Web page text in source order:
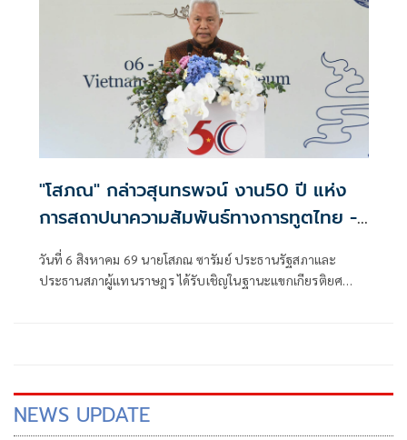
"โสภณ" กล่าวสุนทรพจน์ งาน50 ปี แห่ง
การสถาปนาความสัมพันธ์ทางการทูตไทย -
เวียดนาม เติบโตจากเพื่อนบ้านสู่หุ้นส่วนทาง
ยุทธศาสตร์รอบด้าน
วันที่ 6 สิงหาคม 69 นายโสภณ ซารัมย์ ประธานรัฐสภาและ
ประธานสภาผู้แทนราษฎร ได้รับเชิญในฐานะแขกเกียรติยศ
NEWS UPDATE